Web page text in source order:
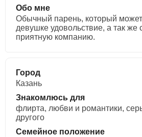
Обо мне
Обычный парень, который может
девушке удовольствие, а так же
приятную компанию.
Город
Казань
Знакомлюсь для
флирта, любви и романтики,
другого
Семейное положение